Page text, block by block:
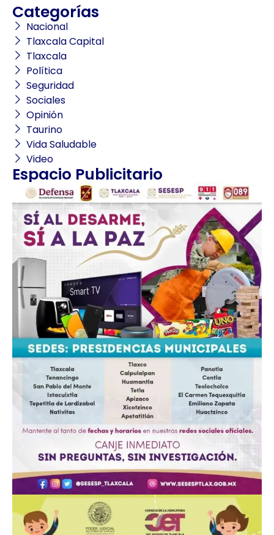
Categorías
Nacional
Tlaxcala Capital
Tlaxcala
Política
Seguridad
Sociales
Opinión
Taurino
Vida Saludable
Video
Espacio Publicitario